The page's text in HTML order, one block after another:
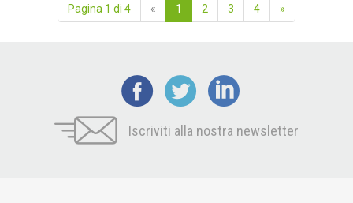
Pagina 1 di 4 « 1 2 3 4 »
Iscriviti alla nostra newsletter